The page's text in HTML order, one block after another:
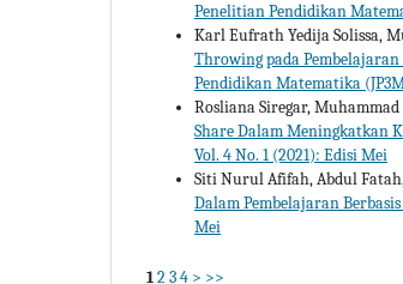
Penelitian Pendidikan
Karl Eufrath Yedija Solissa,
Throwing pada
Pendidikan Matematika
Rosliana Siregar,
Share Dalam Meningkatkan
Vol. 4 No. 1 (2021): Edisi Mei
Siti Nurul Afifah, Abdul
Dalam Pembelajaran
Mei
1234 > >>